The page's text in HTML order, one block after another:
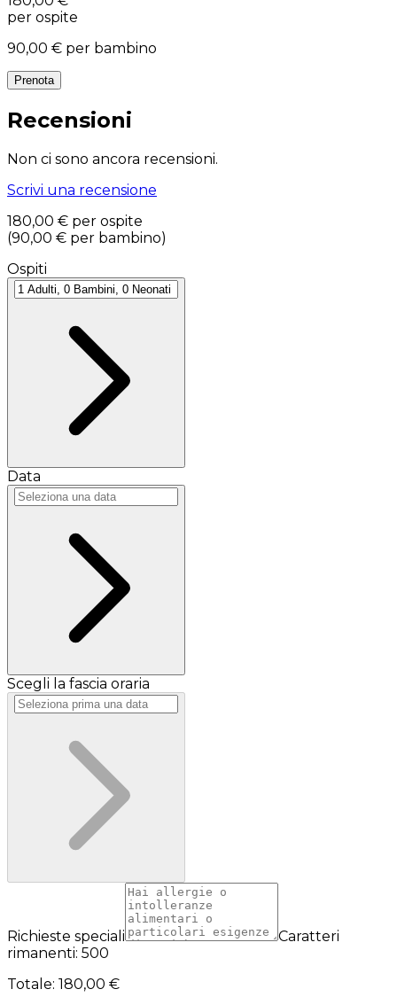
per ospite
90,00 € per bambino
Prenota
Recensioni
Non ci sono ancora recensioni.
Scrivi una recensione
180,00 € per ospite
(90,00 € per bambino)
Ospiti
Data
Scegli la fascia oraria
Richieste speciali
Caratteri
rimanenti: 500
Totale: 180,00 €